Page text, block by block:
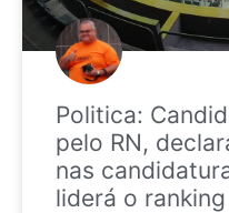
Politica:
pelo RN,
nas
liderá o ranking